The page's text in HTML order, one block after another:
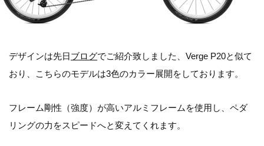
デザインは先日 ブログでご紹介致しました、Verge P20と似て
おり、こちらのモデルは3色のカラー展開をしております。
フレーム剛性（強度）が高いアルミフレームを使用し、ペダ
リングの力をスピードへと変えてくれます。